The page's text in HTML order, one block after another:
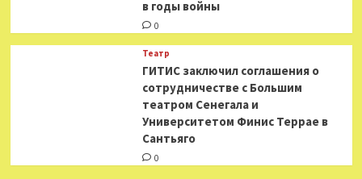
в годы войны
0
Театр
ГИТИС заключил соглашения о
сотрудничестве с Большим
театром Сенегала и
Университетом Финис Террае в
Сантьяго
0